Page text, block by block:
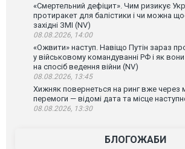
«Смертельний дефіцит». Чим ризикує
протиракет для балістики і чи можна
західні ЗМІ (NV)
08.08.2026, 14:00
«Ожвити» наступ. Навіщо Путін зараз
у військовому командуванні РФ і як
на спосіб ведення війни (NV)
08.08.2026, 13:45
Хижняк повернеться на ринг вже через
перемоги — відомі дата та місце
08.08.2026, 13:30
БЛОГОЖАБИ